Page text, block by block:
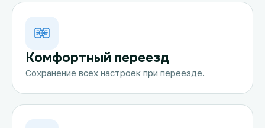
Комфортный переезд
Сохранение всех настроек при переезде.